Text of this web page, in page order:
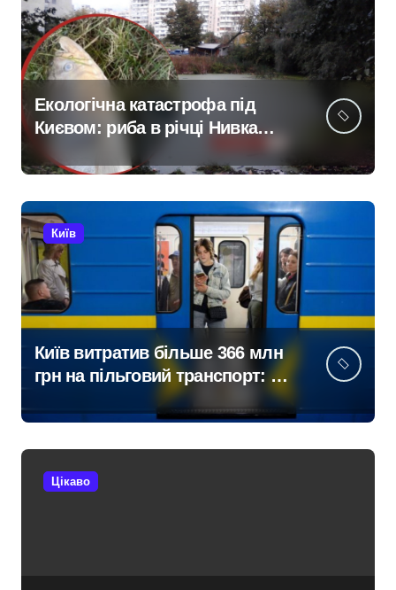
Екологічна катастрофа під
Києвом: риба в річці Нивка
Київ
Київ витратив більше 366 млн
грн на пільговий транспорт: за
півроку обслуговували 106
млн пасажирів
Цікаво